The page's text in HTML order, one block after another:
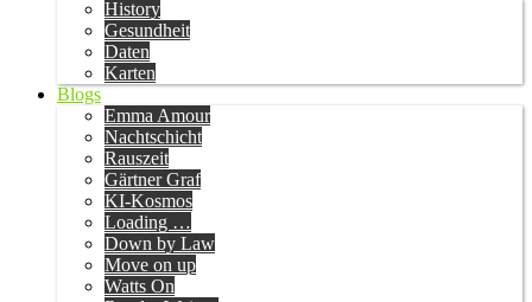
History
Gesundheit
Daten
Karten
Blogs
Emma Amour
Nachtschicht
Rauszeit
Gärtner Graf
KI-Kosmos
Loading …
Down by Law
Move on up
Watts On